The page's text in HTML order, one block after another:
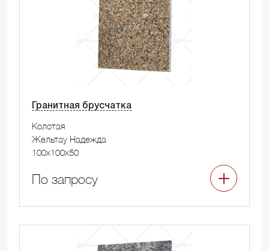
Гранитная брусчатка
Колотая
Жельтау Надежда
100x100x50
По запросу